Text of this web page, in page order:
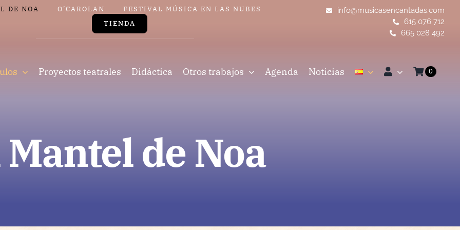
DE NOA O’CAROLAN
FESTIVAL MÚSICA EN LAS NUBES
TIENDA
info@musicasencantadas.com
615 076 712
665 028 492
Proyectos teatrales Didáctica Otros trabajos Agenda Noticias 0
de Noa